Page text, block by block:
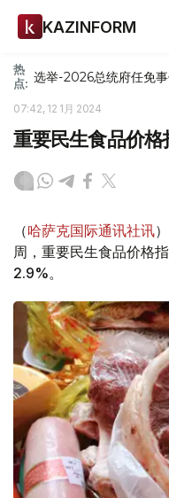
KAZINFORM
热
点: 选举-2026总统府任免
07:42, 12 1月 2024
重要民生食品价
（哈萨克国际通讯社讯
周，重要民生食品价格
2.9%。